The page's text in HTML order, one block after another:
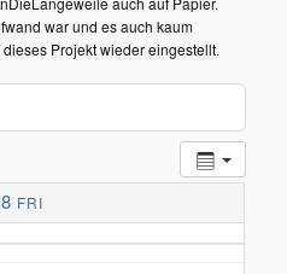
war und es auch kaum
Projekt wieder eingestellt.
FRI